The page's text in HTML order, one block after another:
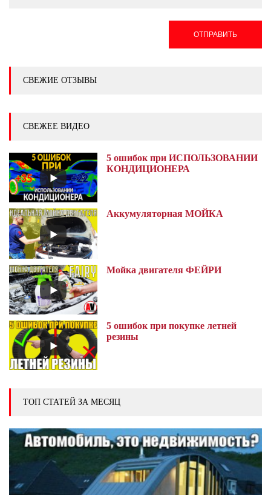
ОТПРАВИТЬ
СВЕЖИЕ ОТЗЫВЫ
СВЕЖЕЕ ВИДЕО
5 ошибок при ИСПОЛЬЗОВАНИИ
КОНДИЦИОНЕРА
Аккумуляторная МОЙКА
Мойка двигателя ФЕЙРИ
5 ошибок при покупке летней
резины
ТОП СТАТЕЙ ЗА МЕСЯЦ